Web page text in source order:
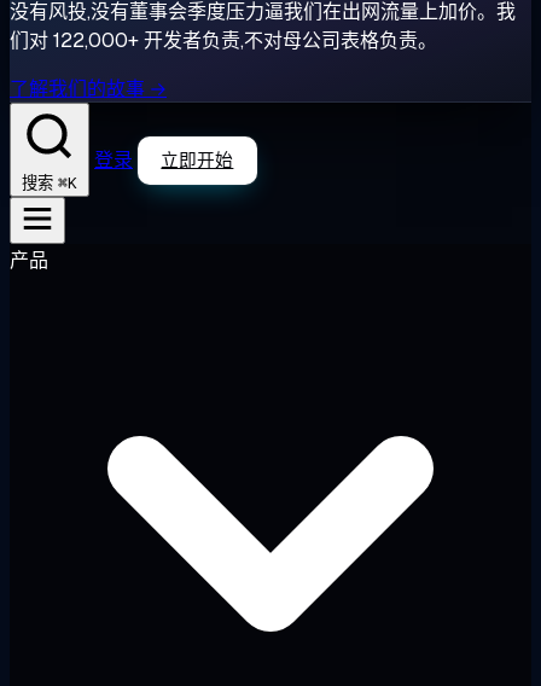
没有风投,没有董事会季度压力逼我们在出网流量上加价。我
们对 122,000+ 开发者负责,不对母公司表格负责。
了解我们的故事 →
搜索 ⌘K
登录 立即开始
产品